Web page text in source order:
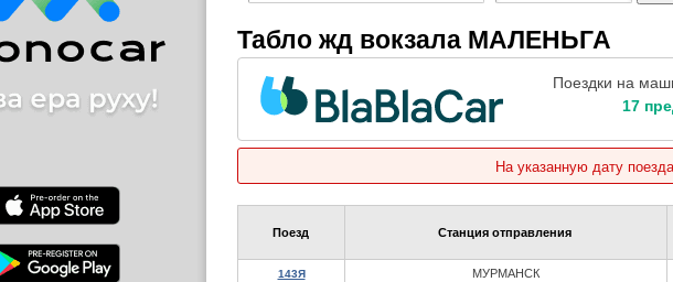
Табло жд вокзала МАЛЕНЬГА
Поездки на
17
На указанную дату
Поезд Станция отправления
143Я МУРМАНСК